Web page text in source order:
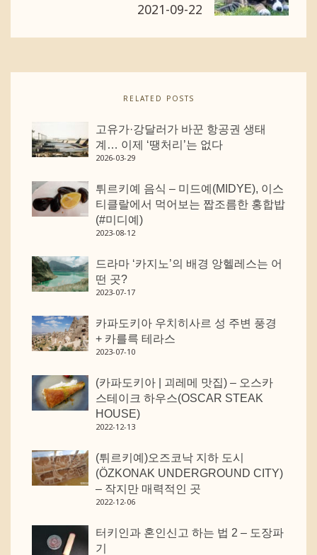
2021-09-22
RELATED POSTS
고유가·강달러가 바꾼 항공권 생태
계… 이제 ‘땡처리’는 없다
2026-03-29
튀르키예 음식 – 미드예(MIDYE), 이스
티클랄에서 먹어보는 짭조름한 홍합밥
(#미디예)
2023-08-12
드라마 ‘카지노’의 배경 앙헬레스는 어
떤 곳?
2023-07-17
카파도키아 우치히사르 성 주변 풍경
+ 카를륵 테라스
2023-07-10
(카파도키아 | 괴레메 맛집) – 오스카
스테이크 하우스(OSCAR STEAK
HOUSE)
2022-12-13
(튀르키예)오즈코낙 지하 도시
(ÖZKONAK UNDERGROUND CITY)
– 작지만 매력적인 곳
2022-12-06
터키인과 혼인신고 하는 법 2 – 도장파
기